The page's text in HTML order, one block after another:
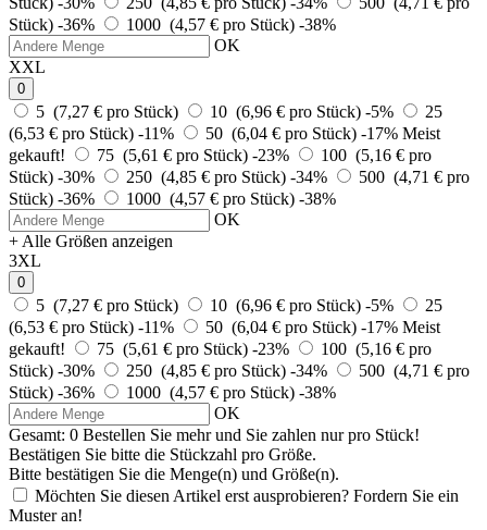
Stück) -36% 1000 (4,57 € pro Stück) -38%
OK
XXL
0
5 (7,27 € pro Stück) 10 (6,96 € pro Stück) -5%
25
(6,53 € pro Stück) -11% 50 (6,04 € pro Stück) -17% Meist
gekauft!
75 (5,61 € pro Stück) -23%
100 (5,16 € pro
Stück) -30% 250 (4,85 € pro Stück) -34%
500 (4,71 € pro
Stück) -36% 1000 (4,57 € pro Stück) -38%
OK
+ Alle Größen anzeigen
3XL
0
5 (7,27 € pro Stück) 10 (6,96 € pro Stück) -5%
25
(6,53 € pro Stück) -11% 50 (6,04 € pro Stück) -17% Meist
gekauft!
75 (5,61 € pro Stück) -23%
100 (5,16 € pro
Stück) -30% 250 (4,85 € pro Stück) -34%
500 (4,71 € pro
Stück) -36% 1000 (4,57 € pro Stück) -38%
OK
Gesamt: 0 Bestellen Sie mehr und Sie zahlen nurpro Stück!
Bestätigen Sie bitte die Stückzahl pro Größe.
Bitte bestätigen Sie die Menge(n) und Größe(n).
Möchten Sie diesen Artikel erst ausprobieren? Fordern Sie ein
Muster an!